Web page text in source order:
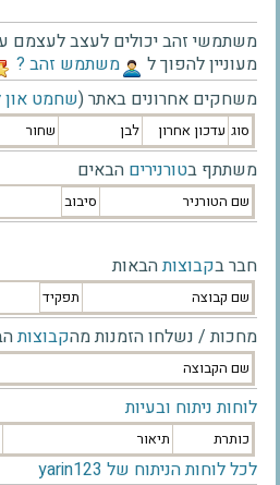
משתמשי זהב יכולים לעצב לעצמם
מעוניין להפוך ל
‫משתמש זהב ?‬
משחקים אחרונים באתר (שחמט און
סוג עדכון אחרון לבן שחור
משתתף בטורנירים הבאים
שם הטורניר סיבוב
חבר בקבוצותהבאות
שם קבוצה תפקיד
מחכות / נשלחו הזמנות מהקבוצות
שם הקבוצה
לוחות ניתוח ובעיות
כותרת תיאור
לכל לוחות הניתוח של yarin123